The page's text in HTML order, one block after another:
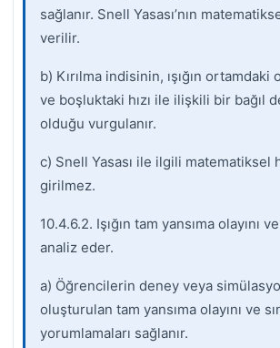
sağlanır. Snell Yasası’nın
verilir.
b) Kırılma indisinin, ışığın ortamdaki
ve boşluktaki hızı ile ilişkili bir bağıl
olduğu vurgulanır.
c) Snell Yasası ile ilgili matematiksel
girilmez.
10.4.6.2. Işığın tam yansıma olayını ve
analiz eder.
a) Öğrencilerin deney veya
oluşturulan tam yansıma olayını ve
yorumlamaları sağlanır.